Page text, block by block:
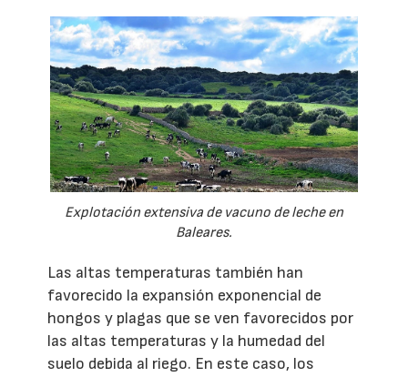
Explotación extensiva de vacuno de leche en
Baleares.
Las altas temperaturas también han
favorecido la expansión exponencial de
hongos y plagas que se ven favorecidos por
las altas temperaturas y la humedad del
suelo debida al riego. En este caso, los